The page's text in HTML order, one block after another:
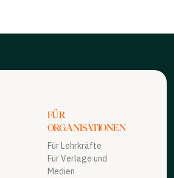
FÜR
ORGANISATIONEN
Für Lehrkräfte
Für Verlage und
Medien